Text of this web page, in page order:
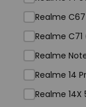
Realme C71
Realme
Realme 14
Realme 14X